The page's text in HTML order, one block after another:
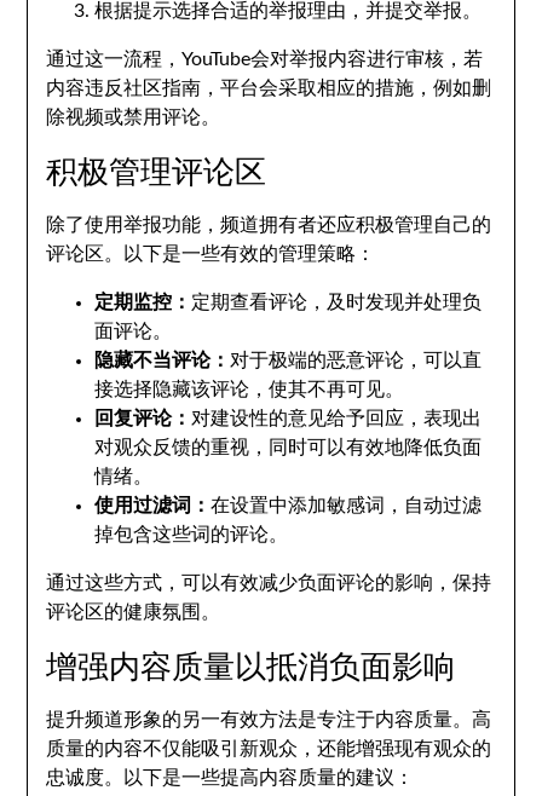
根据提示选择合适的举报理由，并提交举报。
通过这一流程，YouTube会对举报内容进行审核，若
内容违反社区指南，平台会采取相应的措施，例如删
除视频或禁用评论。
积极管理评论区
除了使用举报功能，频道拥有者还应积极管理自己的
评论区。以下是一些有效的管理策略：
定期监控： 定期查看评论，及时发现并处理负
面评论。
隐藏不当评论： 对于极端的恶意评论，可以直
接选择隐藏该评论，使其不再可见。
回复评论： 对建设性的意见给予回应，表现出
对观众反馈的重视，同时可以有效地降低负面
情绪。
使用过滤词：在设置中添加敏感词，自动过滤
掉包含这些词的评论。
通过这些方式，可以有效减少负面评论的影响，保持
评论区的健康氛围。
增强内容质量以抵消负面影响
提升频道形象的另一有效方法是专注于内容质量。高
质量的内容不仅能吸引新观众，还能增强现有观众的
忠诚度。以下是一些提高内容质量的建议：